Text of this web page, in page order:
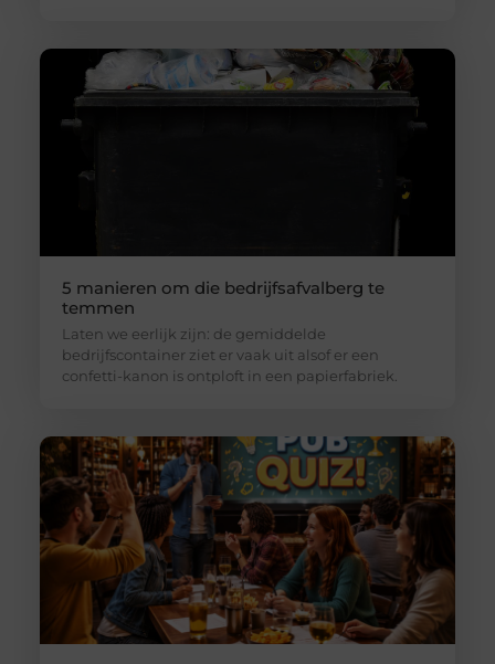
5 manieren om die bedrijfsafvalberg te
temmen
Laten we eerlijk zijn: de gemiddelde
bedrijfscontainer ziet er vaak uit alsof er een
confetti-kanon is ontploft in een papierfabriek.